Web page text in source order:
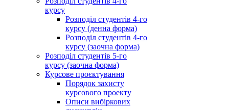
курсу
Розподіл студентів 4-го
курсу (денна форма)
Розподіл студентів 4-го
курсу (заочна форма)
Розподіл студентів 5-го
курсу (заочна форма)
Курсове проєктування
Порядок захисту
курсового проекту
Описи вибіркових